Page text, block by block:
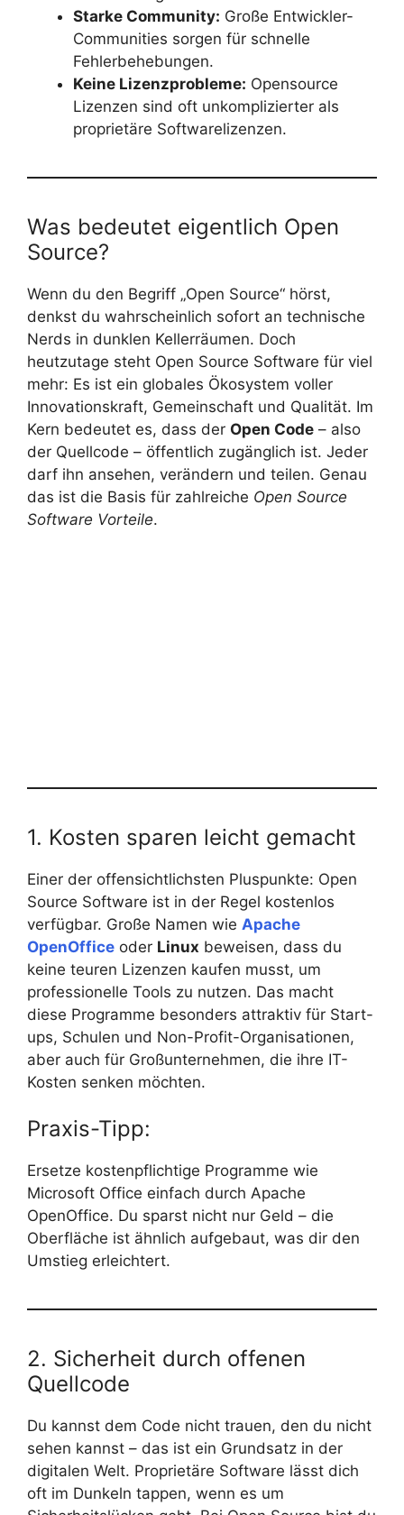
Starke Community: Große Entwickler-
Communities sorgen für schnelle
Fehlerbehebungen.
Keine Lizenzprobleme: Opensource
Lizenzen sind oft unkomplizierter als
proprietäre Softwarelizenzen.
Was bedeutet eigentlich Open
Source?
Wenn du den Begriff „Open Source“ hörst,
denkst du wahrscheinlich sofort an technische
Nerds in dunklen Kellerräumen. Doch
heutzutage steht Open Source Software für viel
mehr: Es ist ein globales Ökosystem voller
Innovationskraft, Gemeinschaft und Qualität. Im
Kern bedeutet es, dass der Open Code – also
der Quellcode – öffentlich zugänglich ist. Jeder
darf ihn ansehen, verändern und teilen. Genau
das ist die Basis für zahlreiche Open Source
Software Vorteile.
1. Kosten sparen leicht gemacht
Einer der offensichtlichsten Pluspunkte: Open
Source Software ist in der Regel kostenlos
verfügbar. Große Namen wie Apache
OpenOffice oder Linux beweisen, dass du
keine teuren Lizenzen kaufen musst, um
professionelle Tools zu nutzen. Das macht
diese Programme besonders attraktiv für Start-
ups, Schulen und Non-Profit-Organisationen,
aber auch für Großunternehmen, die ihre IT-
Kosten senken möchten.
Praxis-Tipp:
Ersetze kostenpflichtige Programme wie
Microsoft Office einfach durch Apache
OpenOffice. Du sparst nicht nur Geld – die
Oberfläche ist ähnlich aufgebaut, was dir den
Umstieg erleichtert.
2. Sicherheit durch offenen
Quellcode
Du kannst dem Code nicht trauen, den du nicht
sehen kannst – das ist ein Grundsatz in der
digitalen Welt. Proprietäre Software lässt dich
oft im Dunkeln tappen, wenn es um